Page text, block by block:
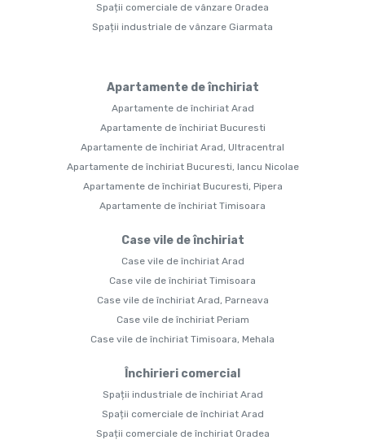
Spații comerciale de vânzare Oradea
Spații industriale de vânzare Giarmata
Apartamente de închiriat
Apartamente de închiriat Arad
Apartamente de închiriat Bucuresti
Apartamente de închiriat Arad, Ultracentral
Apartamente de închiriat Bucuresti, Iancu Nicolae
Apartamente de închiriat Bucuresti, Pipera
Apartamente de închiriat Timisoara
Case vile de închiriat
Case vile de închiriat Arad
Case vile de închiriat Timisoara
Case vile de închiriat Arad, Parneava
Case vile de închiriat Periam
Case vile de închiriat Timisoara, Mehala
Închirieri comercial
Spații industriale de închiriat Arad
Spații comerciale de închiriat Arad
Spații comerciale de închiriat Oradea